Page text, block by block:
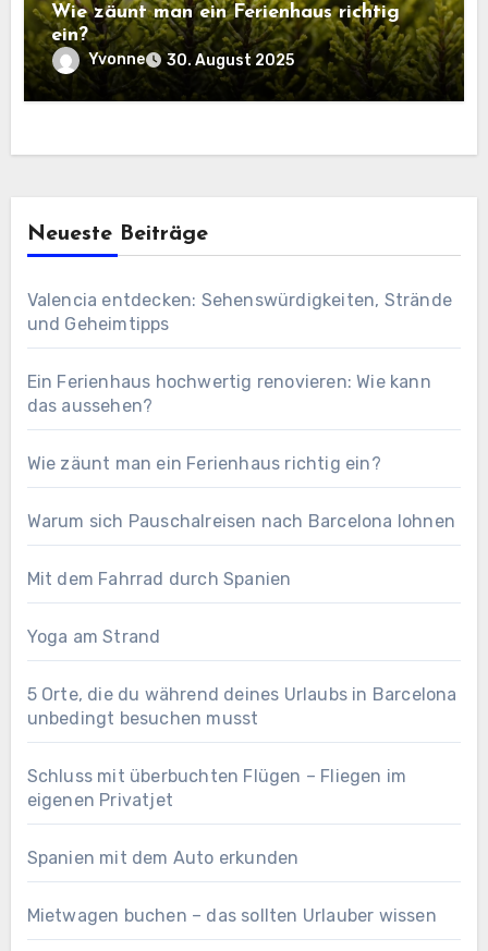
Wie zäunt man ein Ferienhaus richtig
ein?
Yvonne 30. August 2025
Neueste Beiträge
Valencia entdecken: Sehenswürdigkeiten, Strände
und Geheimtipps
Ein Ferienhaus hochwertig renovieren: Wie kann
das aussehen?
Wie zäunt man ein Ferienhaus richtig ein?
Warum sich Pauschalreisen nach Barcelona lohnen
Mit dem Fahrrad durch Spanien
Yoga am Strand
5 Orte, die du während deines Urlaubs in Barcelona
unbedingt besuchen musst
Schluss mit überbuchten Flügen – Fliegen im
eigenen Privatjet
Spanien mit dem Auto erkunden
Mietwagen buchen – das sollten Urlauber wissen